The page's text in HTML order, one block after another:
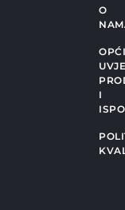
O
OPĆI
I